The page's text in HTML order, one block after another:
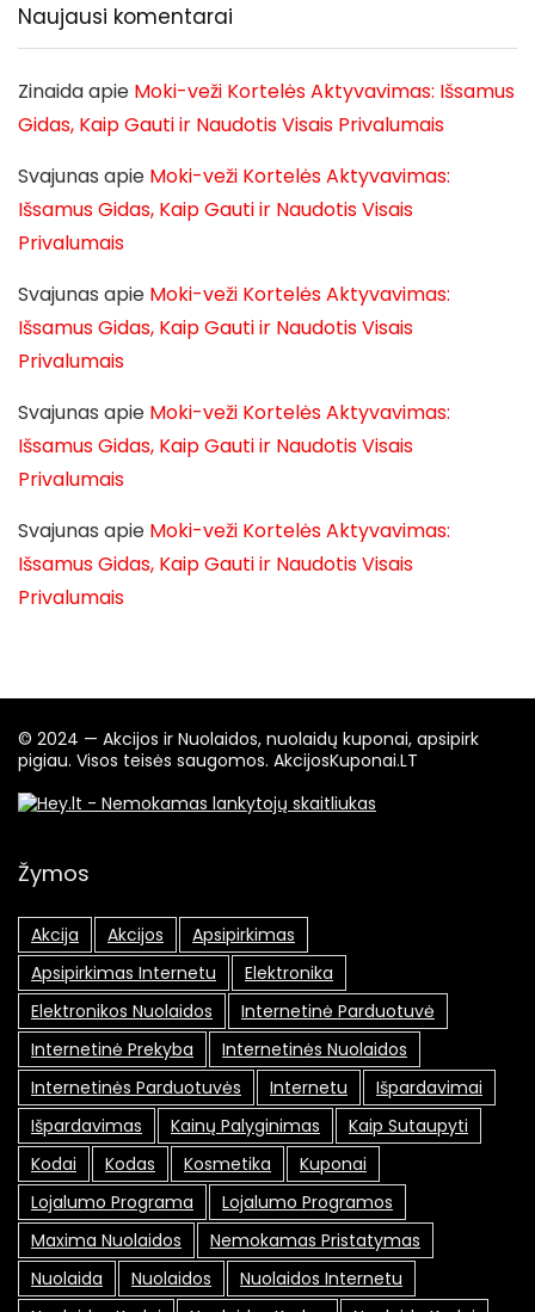
Naujausi komentarai
Zinaidaapie Moki-veži Kortelės Aktyvavimas: Išsamus
Gidas, Kaip Gauti ir Naudotis Visais Privalumais
Svajunas apie Moki-veži Kortelės Aktyvavimas:
Išsamus Gidas, Kaip Gauti ir Naudotis Visais
Privalumais
Svajunas apie Moki-veži Kortelės Aktyvavimas:
Išsamus Gidas, Kaip Gauti ir Naudotis Visais
Privalumais
Svajunas apie Moki-veži Kortelės Aktyvavimas:
Išsamus Gidas, Kaip Gauti ir Naudotis Visais
Privalumais
Svajunas apie Moki-veži Kortelės Aktyvavimas:
Išsamus Gidas, Kaip Gauti ir Naudotis Visais
Privalumais
© 2024 — Akcijos ir Nuolaidos, nuolaidų kuponai, apsipirk
pigiau. Visos teisės saugomos. AkcijosKuponai.LT
Žymos
Akcija Akcijos
Apsipirkimas
Apsipirkimas Internetu
Elektronika
Elektronikos Nuolaidos
Internetinė Parduotuvė
Internetinė Prekyba
Internetinės Nuolaidos
Internetinės Parduotuvės
Internetu
Išpardavimai
Išpardavimas
Kainų Palyginimas
Kaip Sutaupyti
Kodai
Kodas Kosmetika
Kuponai
Lojalumo Programa
Lojalumo Programos
Maxima Nuolaidos
Nemokamas Pristatymas
Nuolaida
Nuolaidos
Nuolaidos Internetu